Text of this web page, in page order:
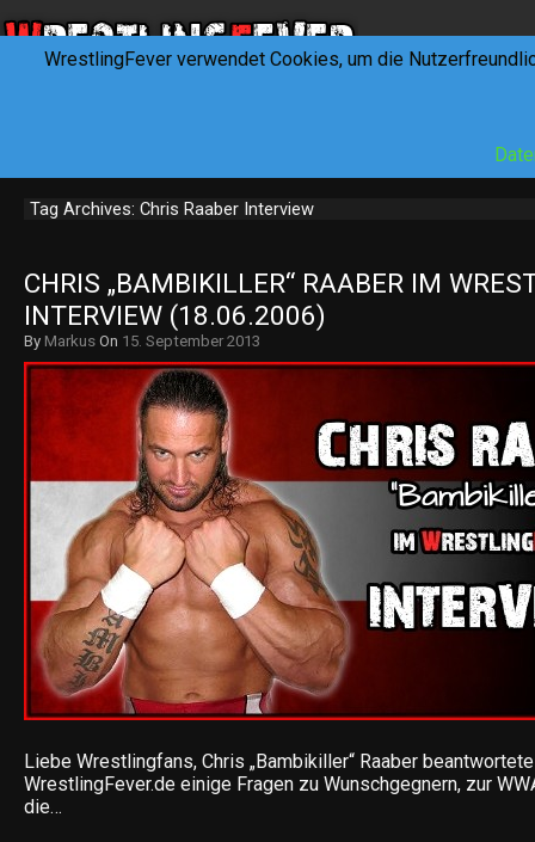
Tag Archives: Chris Raaber Interview
CHRIS „BAMBIKILLER“ RAABER IM
INTERVIEW (18.06.2006)
By Markus On 15. September 2013
Liebe Wrestlingfans, Chris „Bambikiller“ Raaber
WrestlingFever.de einige Fragen zu Wunschgegnern, zur
die…
WrestlingFever verwendet Cookies, um die